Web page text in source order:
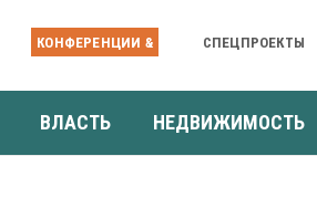
КОНФЕРЕНЦИИ & СПЕЦПРОЕКТЫ
ВЛАСТЬ НЕДВИЖИМОСТЬ